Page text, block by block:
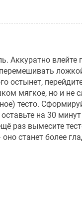
Аккуратно влейте
остынет,
мягкое, но и не
тесто.
на 30
раз вымесите
станет более